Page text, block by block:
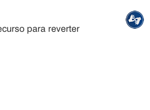
para reverter